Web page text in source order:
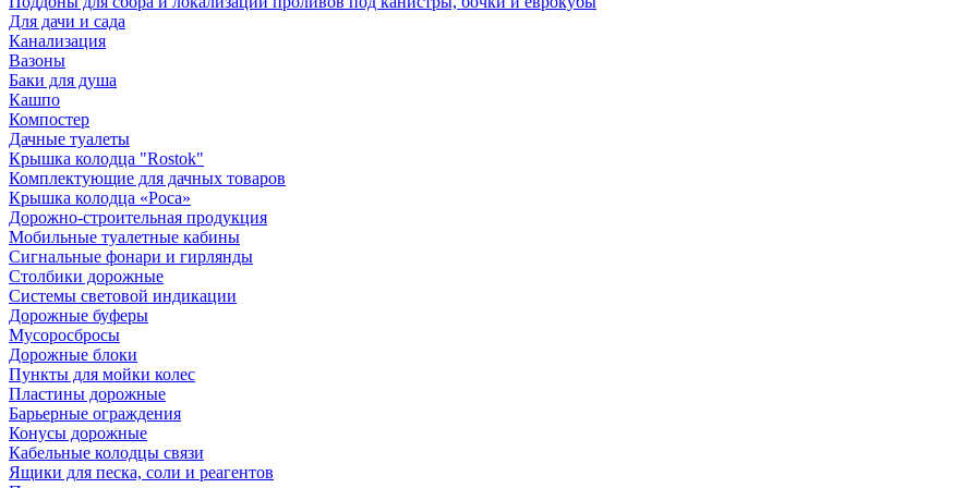
Для дачи и сада
Канализация
Вазоны
Баки для душа
Кашпо
Компостер
Дачные туалеты
Крышка колодца "Rostok"
Комплектующие для дачных товаров
Крышка колодца «Роса»
Дорожно-строительная продукция
Мобильные туалетные кабины
Сигнальные фонари и гирлянды
Столбики дорожные
Системы световой индикации
Дорожные буферы
Мусоросбросы
Дорожные блоки
Пункты для мойки колес
Пластины дорожные
Барьерные ограждения
Конусы дорожные
Кабельные колодцы связи
Ящики для песка, соли и реагентов